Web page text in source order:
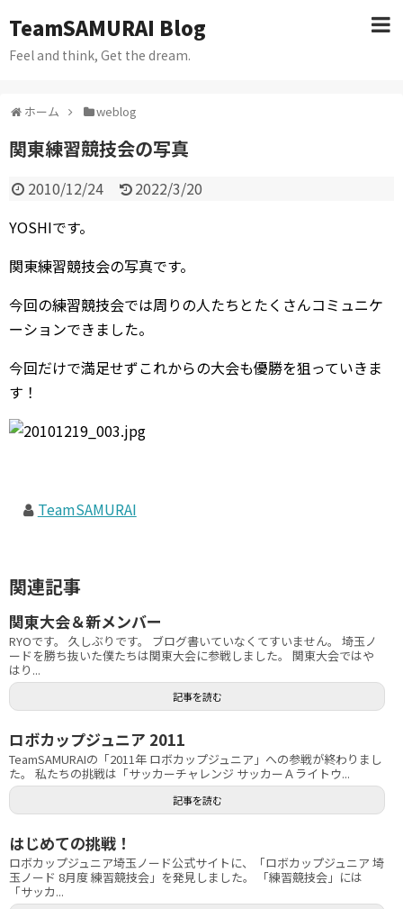
TeamSAMURAI Blog
Feel and think, Get the dream.
ホーム weblog
関東練習競技会の写真
2010/12/24
2022/3/20
YOSHIです。
関東練習競技会の写真です。
今回の練習競技会では周りの人たちとたくさんコミュニケ
ーションできました。
今回だけで満足せずこれからの大会も優勝を狙っていきま
す！
TeamSAMURAI
関連記事
関東大会＆新メンバー
RYOです。 久しぶりです。 ブログ書いていなくてすいません。 埼玉ノ
ードを勝ち抜いた僕たちは関東大会に参戦しました。 関東大会ではや
はり...
記事を読む
ロボカップジュニア 2011
TeamSAMURAIの「2011年 ロボカップジュニア」への参戦が終わりまし
た。 私たちの挑戦は「サッカーチャレンジ サッカーＡライトウ...
記事を読む
はじめての挑戦！
ロボカップジュニア埼玉ノード公式サイトに、「ロボカップジュニア 埼
玉ノード 8月度 練習競技会」を発見しました。 「練習競技会」には
「サッカ...